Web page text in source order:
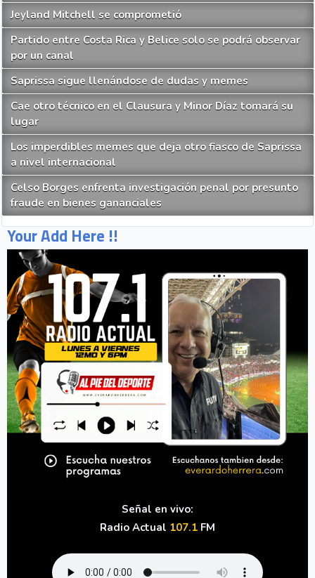
Jeyland Mitchell se comprometió
Partido entre Costa Rica y Belice solo se podrá observar
por un canal
Saprissa sigue llenándose de dudas y memes
Cae otro técnico en el Clausura y Minor Díaz tomará su
lugar
Los imperdibles memes que deja otro fiasco de Saprissa
a nivel internacional
Celso Borges enfrenta investigación penal por presunto
fraude en bienes gananciales
Your Add Here !!
Señal en vivo:
Radio Actual 107.1 FM